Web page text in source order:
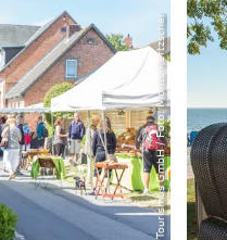
© Föhr Tourismus GmbH / Foto: Moritz Kertzscher